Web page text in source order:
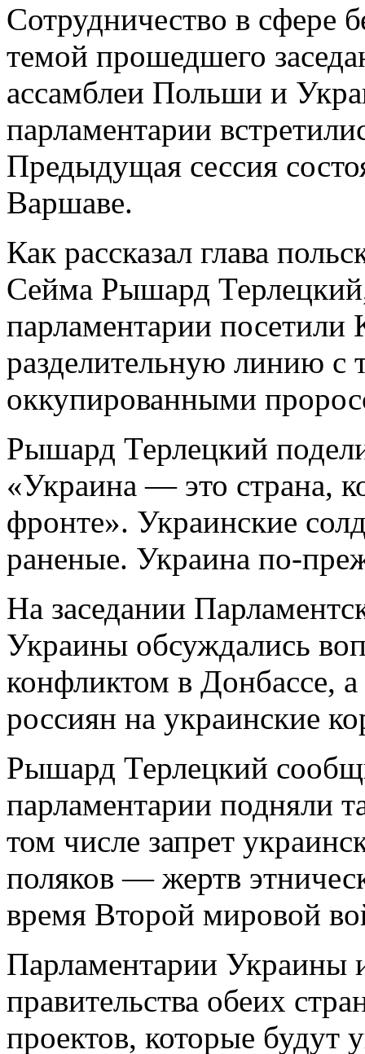
Сотрудничество в сфере
темой прошедшего
ассамблеи Польши и
парламентарии
Предыдущая сессия
Варшаве.
Как рассказал глава
Сейма Рышард
парламентарии посетили
разделительную линию с
оккупированными
Рышард Терлецкий
«Украина — это страна,
фронте». Украинские
раненые. Украина по-
На заседании
Украины обсуждались
конфликтом в Донбассе,
россиян на украинские
Рышард Терлецкий
парламентарии подняли
том числе запрет
поляков — жертв
время Второй мировой
Парламентарии Украины
правительства обеих
проектов, которые будут